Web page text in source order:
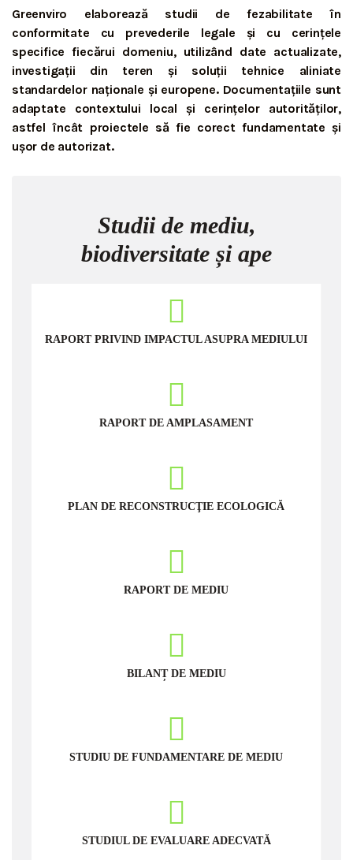
Greenviro elaborează studii de fezabilitate în
conformitate cu prevederile legale și cu cerințele
specifice fiecărui domeniu, utilizând date actualizate,
investigații din teren și soluții tehnice aliniate
standardelor naționale și europene. Documentațiile sunt
adaptate contextului local și cerințelor autorităților,
astfel încât proiectele să fie corect fundamentate și
ușor de autorizat.
Studii de mediu,
biodiversitate și ape
RAPORT PRIVIND IMPACTUL ASUPRA MEDIULUI
RAPORT DE AMPLASAMENT
PLAN DE RECONSTRUCŢIE ECOLOGICĂ
RAPORT DE MEDIU
BILANȚ DE MEDIU
STUDIU DE FUNDAMENTARE DE MEDIU
STUDIUL DE EVALUARE ADECVATĂ